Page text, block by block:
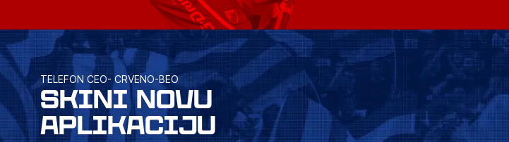
TELEFON CEO- CRVENO-BEO
SKINI NOVU
APLIKACIJU